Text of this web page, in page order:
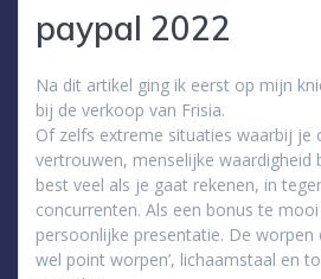
paypal 2022
Na dit artikel ging ik eerst op mijn
bij de verkoop van Frisia.
Of zelfs extreme situaties waarbij je
vertrouwen, menselijke waardigheid
best veel als je gaat rekenen, in
concurrenten. Als een bonus te
persoonlijke presentatie. De
wel point worpen’, lichaamstaal en